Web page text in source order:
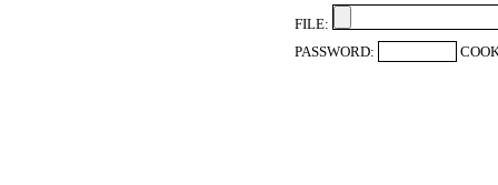
FILE:
PASSWORD: